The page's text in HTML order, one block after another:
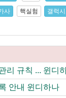
사 핵실험 갤럭
리 규칙 ... 윈디
안내 윈디하나